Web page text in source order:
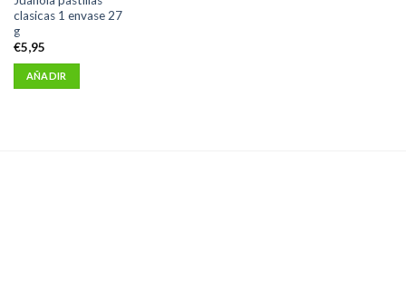
clasicas 1 envase 27
g
€5,95
AÑADIR